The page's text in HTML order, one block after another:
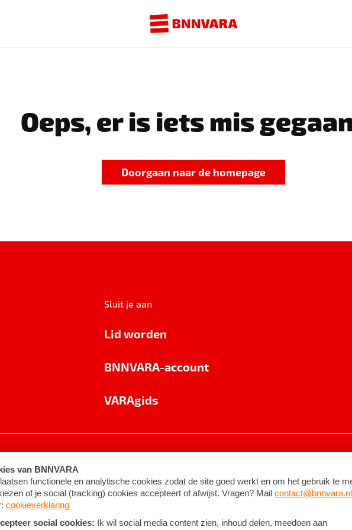
Oeps, er is iets mis
Doorgaan naar de homepage
Sluit je aan
Lid worden
BNNVARA-account
VARAgids
Algemene voorwaarden ©2026BNNVARA